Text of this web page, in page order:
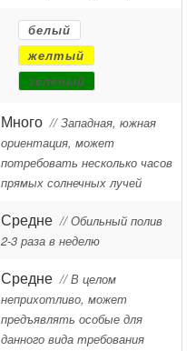
белый
желтый
зеленый
Много // Западная, южная
ориентация, может
потребовать несколько часов
прямых солнечных лучей
Средне // Обильный полив
2-3 раза в неделю
Средне // В целом
неприхотливо, может
предъявлять особые для
данного вида требования